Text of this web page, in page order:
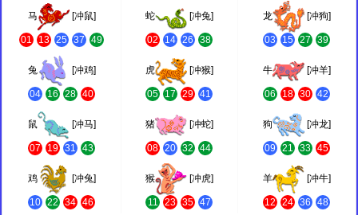
马 [冲鼠]
01 13 25 37 49
蛇 [冲兔]
02 14 26 38
龙 [冲狗]
03 15 27 39
兔 [冲鸡]
04 16 28 40
虎 [冲猴]
05 17 29 41
牛 [冲羊]
06 18 30 42
鼠 [冲马]
07 19 31 43
猪 [冲蛇]
08 20 32 44
狗 [冲龙]
09 21 33 45
鸡 [冲兔]
10 22 34 46
猴 [冲虎]
11 23 35 47
羊 [冲牛]
12 24 36 48